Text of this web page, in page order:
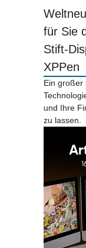
für Sie
Stift-
XPPen
Ein großer
und Ihre
zu lassen.